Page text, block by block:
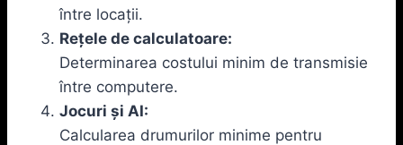
între locații.
Rețele de calculatoare:
Determinarea costului minim de transmisie
între computere.
Jocuri și AI:
Calcularea drumurilor minime pentru